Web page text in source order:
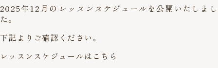
2025年12月の レッスンスケジュールを公開いたしまし
た。
下記よりご確認ください。
レッスンスケジュールはこちら